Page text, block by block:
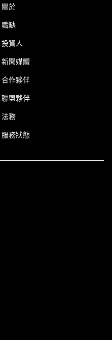
關於
職缺
投資人
新聞媒體
合作夥伴
聯盟夥伴
法務
服務狀態